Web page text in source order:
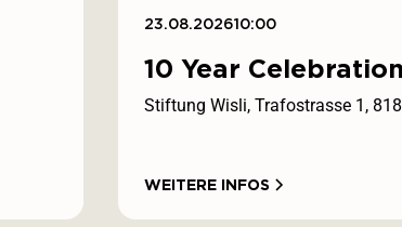
23.08.202610:00
10 Year Celebration
Stiftung Wisli, Trafostrasse 1,
WEITERE INFOS